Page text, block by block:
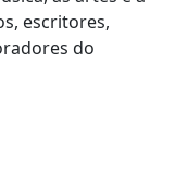
escritores,
do